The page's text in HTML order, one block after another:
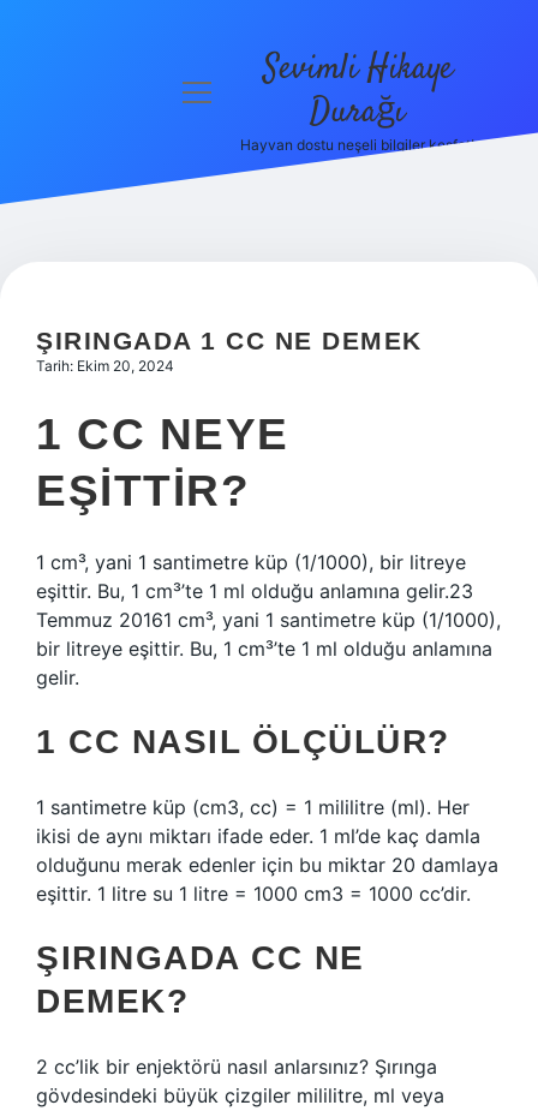
Hakkımızda
menüyü
Sevimli Hikaye
Durağı
Hayvan dostu neşeli bilgiler keşfet!
ŞIRINGADA 1 CC NE DEMEK
Tarih: Ekim 20, 2024
1 CC NEYE
EŞITTIR?
1 cm³, yani 1 santimetre küp (1/1000), bir litreye
eşittir. Bu, 1 cm³’te 1 ml olduğu anlamına gelir.23
Temmuz 20161 cm³, yani 1 santimetre küp (1/1000),
bir litreye eşittir. Bu, 1 cm³’te 1 ml olduğu anlamına
gelir.
1 CC NASIL ÖLÇÜLÜR?
1 santimetre küp (cm3, cc) = 1 mililitre (ml). Her
ikisi de aynı miktarı ifade eder. 1 ml’de kaç damla
olduğunu merak edenler için bu miktar 20 damlaya
eşittir. 1 litre su 1 litre = 1000 cm3 = 1000 cc’dir.
ŞIRINGADA CC NE
DEMEK?
2 cc’lik bir enjektörü nasıl anlarsınız? Şırınga
gövdesindeki büyük çizgiler mililitre, ml veya